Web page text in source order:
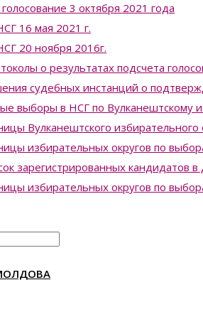
3 октября 2021 года
16 мая 2021 г.
20 ноября 2016г.
о результатах подсчета
судебных инстанций о
выборы в НСГ по Вулканештскому
Вулканештского
избирательных округов по
зарегистрированных кандидатов
избирательных округов по